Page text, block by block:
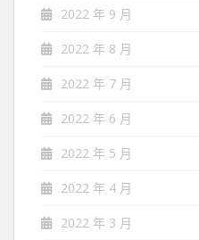
2022 年 9 月
2022 年 8 月
2022 年 7 月
2022 年 6 月
2022 年 5 月
2022 年 4 月
2022 年 3 月